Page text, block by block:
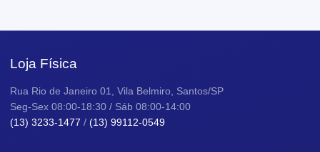
Loja Física
Rua Rio de Janeiro 01, Vila Belmiro, Santos/SP
Seg-Sex 08:00-18:30 / Sáb 08:00-14:00
(13) 3233-1477 / (13) 99112-0549